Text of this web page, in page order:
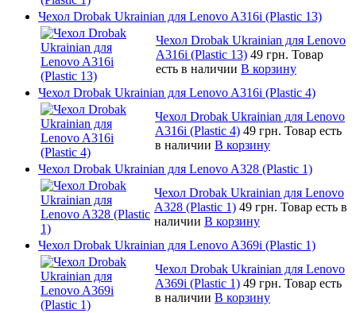
Чехол Drobak Ukrainian для Lenovo A316i (Plastic 13)
Чехол Drobak Ukrainian для Lenovo
A316i (Plastic 13) 49 грн. Товар
есть в наличии В корзину
Чехол Drobak Ukrainian для Lenovo A316i (Plastic 4)
Чехол Drobak Ukrainian для Lenovo
A316i (Plastic 4) 49 грн. Товар есть
в наличии В корзину
Чехол Drobak Ukrainian для Lenovo A328 (Plastic 1)
Чехол Drobak Ukrainian для Lenovo
A328 (Plastic 1) 49 грн. Товар есть в
наличии В корзину
Чехол Drobak Ukrainian для Lenovo A369i (Plastic 1)
Чехол Drobak Ukrainian для Lenovo
A369i (Plastic 1) 49 грн. Товар есть
в наличии В корзину